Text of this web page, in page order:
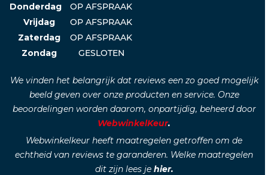
Donderdag
OP AFSPRAAK
Vrijdag
OP AFSPRAAK
Zaterdag
OP AFSPRAAK
Zondag
GESLOTEN
We vinden het belangrijk dat reviews een zo goed mogelijk
beeld geven over onze producten en service. Onze
beoordelingen worden daarom, onpartijdig, beheerd door
WebwinkelKeur.
Webwinkelkeur heeft maatregelen getroffen om de
echtheid van reviews te garanderen. Welke maatregelen
dit zijn lees je hier.